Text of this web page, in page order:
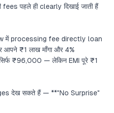
पहले ही clearly दिखाई जाती हैं
में processing fee directly loan
₹1 लाख माँगा और 4%
₹96,000 — लेकिन EMI पूरे ₹1
देख सकते हैं — **"No Surprise"